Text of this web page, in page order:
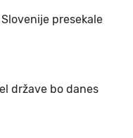
presekale
države bo danes